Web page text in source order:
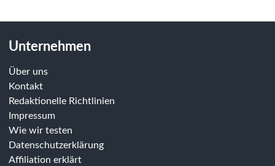
Unternehmen
Über uns
Kontakt
Redaktionelle Richtlinien
Impressum
Wie wir testen
Datenschutzerklärung
Affiliation erklärt